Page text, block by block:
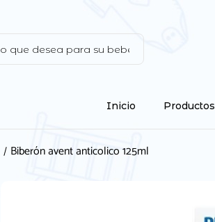
Inicio Productos
Biberón avent anticolico 125ml